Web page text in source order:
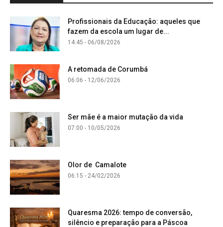
Profissionais da Educação: aqueles que
fazem da escola um lugar de...
14:45 - 06/08/2026
A retomada de Corumbá
06:06 - 12/06/2026
Ser mãe é a maior mutação da vida
07:00 - 10/05/2026
Olor de Camalote
06:15 - 24/02/2026
Quaresma 2026: tempo de conversão,
silêncio e preparação para a Páscoa